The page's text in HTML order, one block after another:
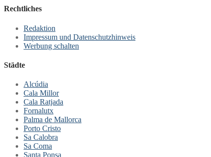
Rechtliches
Redaktion
Impressum und Datenschutzhinweis
Werbung schalten
Städte
Alcúdia
Cala Millor
Cala Ratjada
Fornalutx
Palma de Mallorca
Porto Cristo
Sa Calobra
Sa Coma
Santa Ponsa